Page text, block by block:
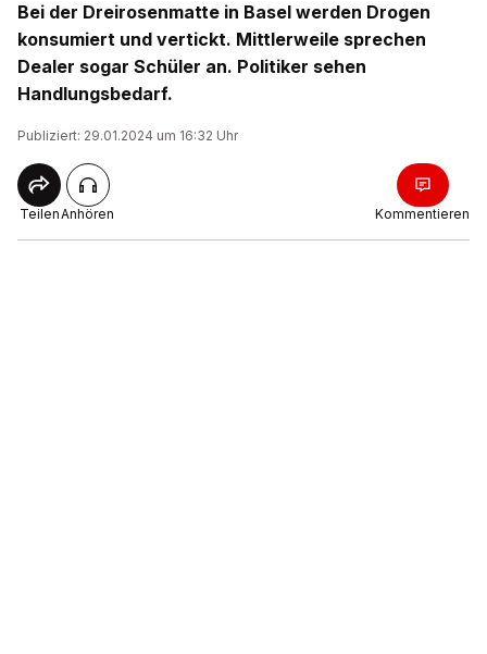
Bei der Dreirosenmatte in Basel werden Drogen
konsumiert und vertickt. Mittlerweile sprechen
Dealer sogar Schüler an. Politiker sehen
Handlungsbedarf.
Publiziert: 29.01.2024 um 16:32 Uhr
TeilenAnhören Kommentieren